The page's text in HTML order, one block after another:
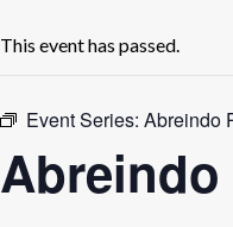
This event has passed.
Event Series: Abreindo